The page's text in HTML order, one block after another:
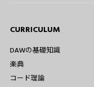
CURRICULUM
DAWの基礎知識
楽典
コード理論